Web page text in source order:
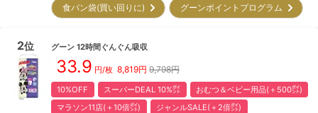
食パン袋(買い回りに)
グーンポイントプログラム
2位 グーン 12時間ぐんぐん吸収
33.9 円/枚 8,819円 9,798円
10%OFF スーパーDEAL 10%㌽
おむつ＆ベビー用品(＋500㌽)
マラソン11店(＋10倍㌽)
ジャンルSALE(＋2倍㌽)